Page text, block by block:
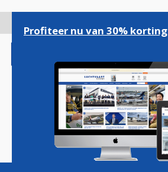
gaan
Magazine Podcasts
Profiteer nu van 30% korting